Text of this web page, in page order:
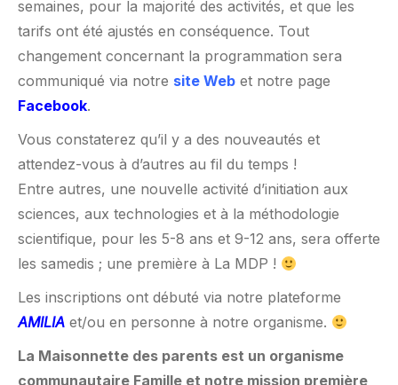
semaines, pour la majorité des activités, et que les
tarifs ont été ajustés en conséquence. Tout
changement concernant la programmation sera
communiqué via notre site Web et notre page
Facebook.
Vous constaterez qu’il y a des nouveautés et
attendez-vous à d’autres au fil du temps !
Entre autres, une nouvelle activité d’initiation aux
sciences, aux technologies et à la méthodologie
scientifique, pour les 5-8 ans et 9-12 ans, sera offerte
les samedis ; une première à La MDP !
Les inscriptions ont débuté via notre plateforme
AMILIA et/ou en personne à notre organisme.
La Maisonnette des parents est un organisme
communautaire Famille et notre mission première